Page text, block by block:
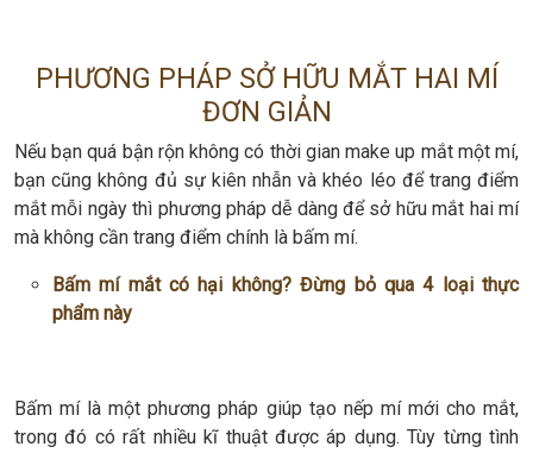
PHƯƠNG PHÁP SỞ HỮU MẮT HAI MÍ
ĐƠN GIẢN
Nếu bạn quá bận rộn không có thời gian make up mắt một mí,
bạn cũng không đủ sự kiên nhẫn và khéo léo để trang điểm
mắt mỗi ngày thì phương pháp dễ dàng để sở hữu mắt hai mí
mà không cần trang điểm chính là bấm mí.
Bấm mí mắt có hại không? Đừng bỏ qua 4 loại thực
phẩm này
Bấm mí là một phương pháp giúp tạo nếp mí mới cho mắt,
trong đó có rất nhiều kĩ thuật được áp dụng. Tùy từng tình